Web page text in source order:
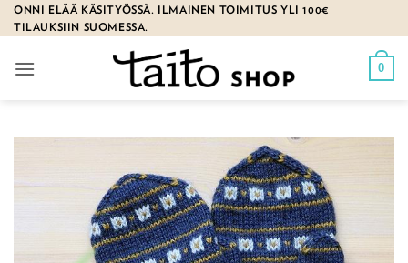
Skip
to
ONNI ELÄÄ KÄSITYÖSSÄ. ILMAINEN TOIMITUS YLI 100€
TILAUKSIIN SUOMESSA.
0